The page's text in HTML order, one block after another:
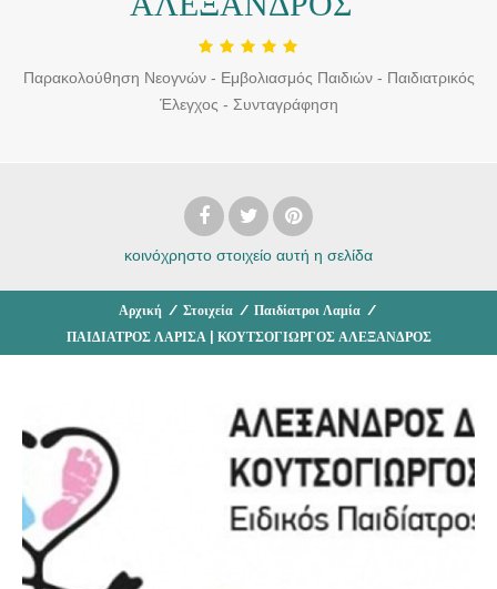
Παρακολούθηση Νεογνών - Eμβολιασμός Παιδιών - Παιδιατρικός
Έλεγχος - Συνταγράφηση
κοινόχρηστο στοιχείο αυτή η σελίδα
Αρχική / Στοιχεία / Παιδίατροι Λαμία /
ΠΑΙΔΙΑΤΡΟΣ ΛΑΡΙΣΑ | ΚΟΥΤΣΟΓΙΩΡΓΟΣ ΑΛΕΞΑΝΔΡΟΣ